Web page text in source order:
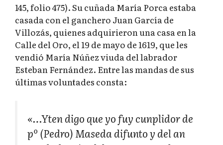
145, folio 475). Su cuñada María Porca estaba
casada con el ganchero Juan García de
Villozás, quienes adquirieron una casa en la
Calle del Oro, el 19 de mayo de 1619, que les
vendió María Núñez viuda del labrador
Esteban Fernández. Entre las mandas de sus
últimas voluntades consta:
«…Yten digo que yo fuy cunplidor de
pº (Pedro) Maseda difunto y del an